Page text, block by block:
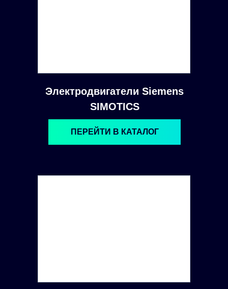
Электродвигатели Siemens
SIMOTICS
ПЕРЕЙТИ В КАТАЛОГ